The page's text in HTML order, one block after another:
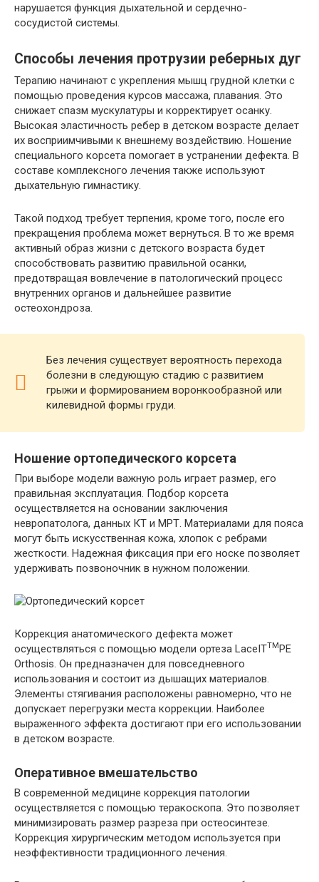
нарушается функция дыхательной и сердечно-
сосудистой системы.
Способы лечения протрузии реберных дуг
Терапию начинают с укрепления мышц грудной клетки с
помощью проведения курсов массажа, плавания. Это
снижает спазм мускулатуры и корректирует осанку.
Высокая эластичность ребер в детском возрасте делает
их восприимчивыми к внешнему воздействию. Ношение
специального корсета помогает в устранении дефекта. В
составе комплексного лечения также используют
дыхательную гимнастику.
Такой подход требует терпения, кроме того, после его
прекращения проблема может вернуться. В то же время
активный образ жизни с детского возраста будет
способствовать развитию правильной осанки,
предотвращая вовлечение в патологический процесс
внутренних органов и дальнейшее развитие
остеохондроза.
Без лечения существует вероятность перехода
болезни в следующую стадию с развитием
грыжи и формированием воронкообразной или
килевидной формы груди.
Ношение ортопедического корсета
При выборе модели важную роль играет размер, его
правильная эксплуатация. Подбор корсета
осуществляется на основании заключения
невропатолога, данных КТ и МРТ. Материалами для пояса
могут быть искусственная кожа, хлопок с ребрами
жесткости. Надежная фиксация при его носке позволяет
удерживать позвоночник в нужном положении.
Коррекция анатомического дефекта может
осуществляться с помощью модели ортеза LaceITTMPE
Orthosis. Он предназначен для повседневного
использования и состоит из дышащих материалов.
Элементы стягивания расположены равномерно, что не
допускает перегрузки места коррекции. Наиболее
выраженного эффекта достигают при его использовании
в детском возрасте.
Оперативное вмешательство
В современной медицине коррекция патологии
осуществляется с помощью теракоскопа. Это позволяет
минимизировать размер разреза при остеосинтезе.
Коррекция хирургическим методом используется при
неэффективности традиционного лечения.